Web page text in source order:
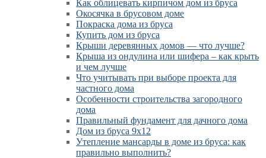
Как облицевать кирпичом дом из бруса
Окосячка в брусовом доме
Покраска дома из бруса
Купить дом из бруса
Крыши деревянных домов — что лучше?
Крыша из ондулина или шифера – как крыть
и чем лучше
Что учитывать при выборе проекта для
частного дома
Особенности строительства загородного
дома
Правильный фундамент для дачного дома
Дом из бруса 9х12
Утепление мансарды в доме из бруса: как
правильно выполнить?